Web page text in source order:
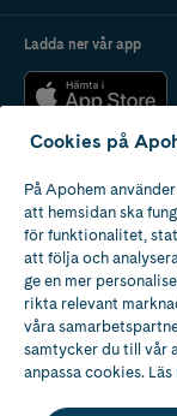
Ladda ner vår app
Apotek med
av
Cookies på
På Apohem
att hemsidan ska
för funktionalitet,
att följa och
ge en mer
rikta relevant
våra
samtycker du till vår
anpassa cookies.